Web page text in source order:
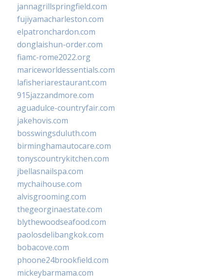
jannagrillspringfield.com
fujiyamacharleston.com
elpatronchardon.com
donglaishun-order.com
fiamc-rome2022.org
mariceworldessentials.com
lafisheriarestaurant.com
915jazzandmore.com
aguadulce-countryfair.com
jakehovis.com
bosswingsduluth.com
birminghamautocare.com
tonyscountrykitchen.com
jbellasnailspa.com
mychaihouse.com
alvisgrooming.com
thegeorginaestate.com
blythewoodseafood.com
paolosdelibangkok.com
bobacove.com
phoone24brookfield.com
mickeybarmama.com